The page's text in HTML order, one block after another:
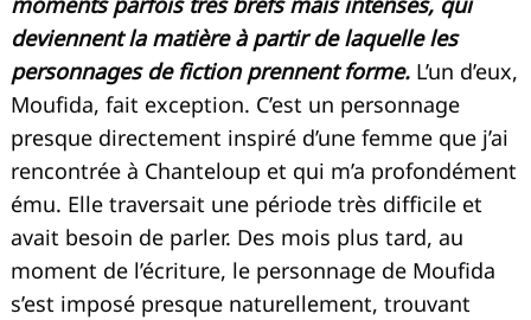
deviennent la matière à partir de laquelle les
personnages de fiction prennent forme. L’un d’eux,
Moufida, fait exception. C’est un personnage
presque directement inspiré d’une femme que j’ai
rencontrée à Chanteloup et qui m’a profondément
ému. Elle traversait une période très difficile et
avait besoin de parler. Des mois plus tard, au
moment de l’écriture, le personnage de Moufida
s’est imposé presque naturellement, trouvant